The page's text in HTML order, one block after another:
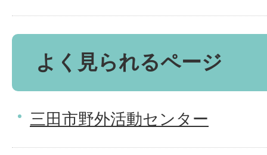
よく見られるページ
三田市野外活動センター